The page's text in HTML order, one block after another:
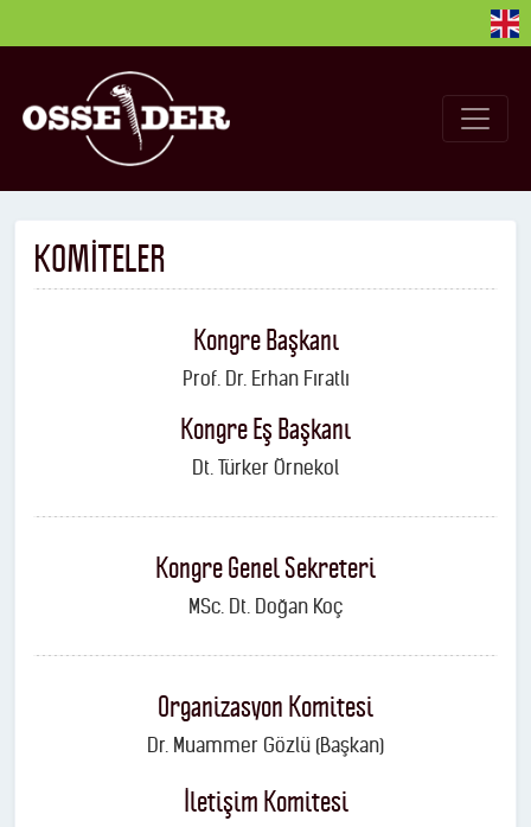
KOMİTELER
Kongre Başkanı
Prof. Dr. Erhan Fıratlı
Kongre Eş Başkanı
Dt. Türker Örnekol
Kongre Genel Sekreteri
MSc. Dt. Doğan Koç
Organizasyon Komitesi
Dr. Muammer Gözlü (Başkan)
İletişim Komitesi